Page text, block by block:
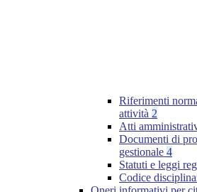
Riferimenti
attività 2
Atti
Documenti di
gestionale 4
Statuti e leggi
Codice